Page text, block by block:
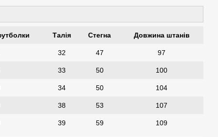
Талія Стегна Довжина штанів
32 47 97
33 50 100
34 50 104
38 53 107
39 59 109